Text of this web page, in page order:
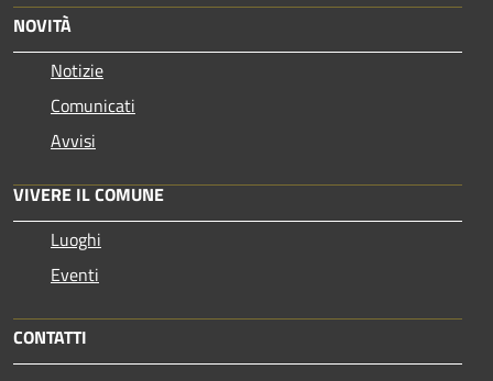
NOVITÀ
Notizie
Comunicati
Avvisi
VIVERE IL COMUNE
Luoghi
Eventi
CONTATTI